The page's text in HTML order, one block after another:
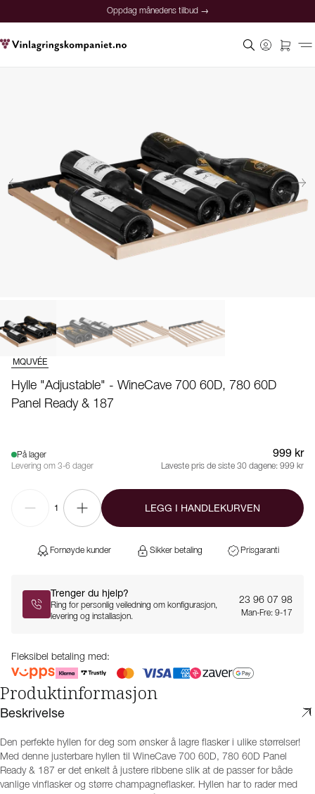
Oppdag månedens tilbud →
MQUVÉE
Hylle "Adjustable" - WineCave 700 60D, 780 60D
Panel Ready & 187
På lager
Levering om 3-6 dager
999 kr
Laveste pris de siste 30 dagene: 999 kr
1 LEGG I HANDLEKURVEN
Fornøyde kunder Sikker betaling Prisgaranti
Trenger du hjelp?
Ring for personlig veiledning om konfigurasjon,
levering og installasjon.
23 96 07 98
Man-Fre: 9-17
Fleksibel betaling med:
Produktinformasjon
Beskrivelse
Den perfekte hyllen for deg som ønsker å lagre flasker i ulike størrelser!
Med denne justerbare hyllen til WineCave 700 60D, 780 60D Panel
Ready & 187 er det enkelt å justere ribbene slik at de passer for både
vanlige vinflasker og større champagneflasker. Hyllen har to rader med